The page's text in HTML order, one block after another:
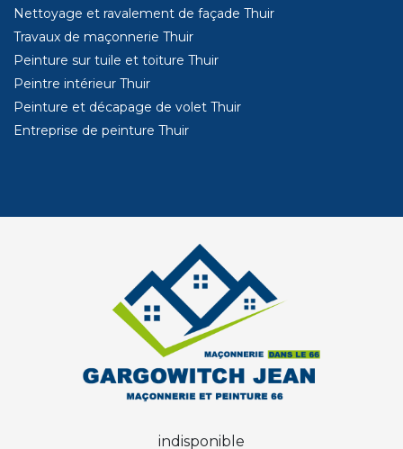
Nettoyage et ravalement de façade Thuir
Travaux de maçonnerie Thuir
Peinture sur tuile et toiture Thuir
Peintre intérieur Thuir
Peinture et décapage de volet Thuir
Entreprise de peinture Thuir
indisponible